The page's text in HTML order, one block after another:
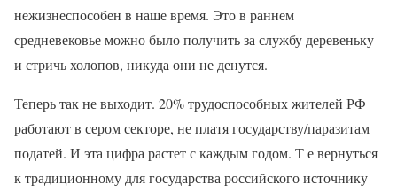
нежизнеспособен в наше время. Это в раннем
средневековье можно было получить за службу деревеньку
и стричь холопов, никуда они не денутся.
Теперь так не выходит. 20% трудоспособных жителей РФ
работают в сером секторе, не платя государству/паразитам
податей. И эта цифра растет с каждым годом. Т е вернуться
к традиционному для государства российского источнику